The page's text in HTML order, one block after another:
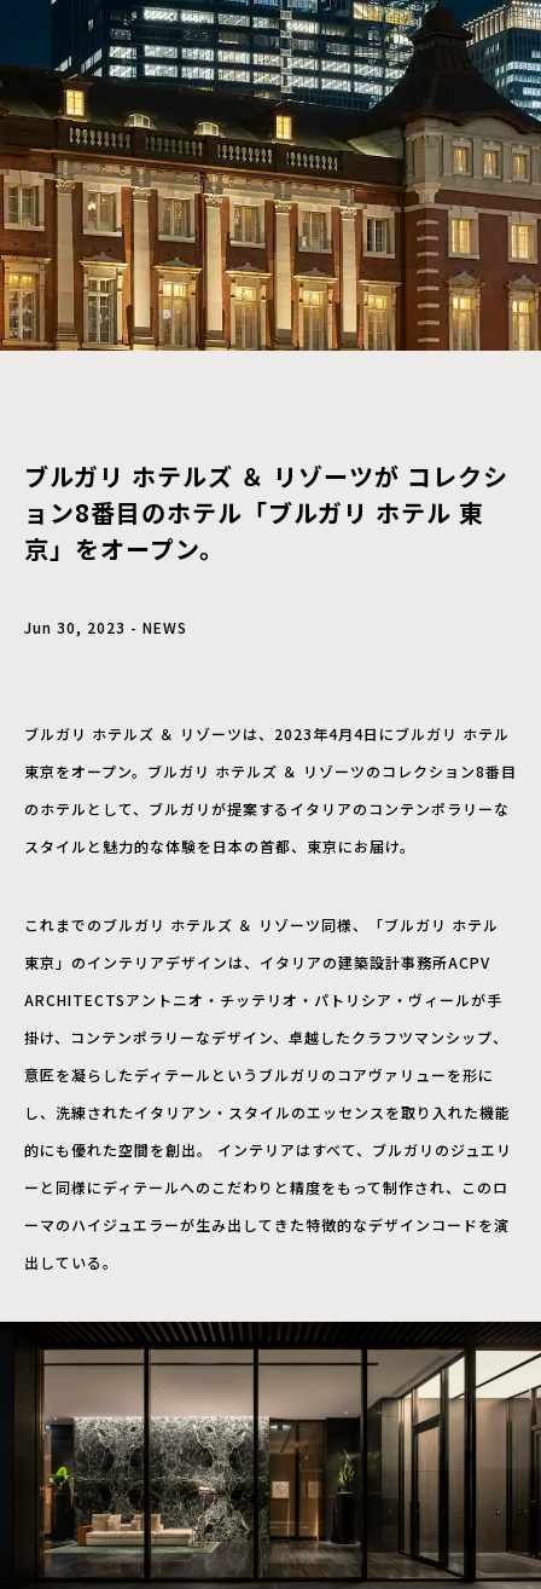
ブルガリ ホテルズ ＆ リゾーツが コレクシ
ョン8番目のホテル「ブルガリ ホテル 東
京」をオープン。
Jun 30, 2023 - NEWS
ブルガリ ホテルズ ＆ リゾーツは、2023年4月4日にブルガリ ホテル
東京をオープン。ブルガリ ホテルズ ＆ リゾーツのコレクション8番目
のホテルとして、ブルガリが提案するイタリアのコンテンポラリーな
スタイルと魅力的な体験を日本の首都、東京にお届け。
これまでのブルガリ ホテルズ ＆ リゾーツ同様、「ブルガリ ホテル
東京」のインテリアデザインは、イタリアの建築設計事務所ACPV
ARCHITECTSアントニオ・チッテリオ・パトリシア・ヴィールが手
掛け、コンテンポラリーなデザイン、卓越したクラフツマンシップ、
意匠を凝らしたディテールというブルガリのコアヴァリューを形に
し、洗練されたイタリアン・スタイルのエッセンスを取り入れた機能
的にも優れた空間を創出。 インテリアはすべて、ブルガリのジュエリ
ーと同様にディテールへのこだわりと精度をもって制作され、このロ
ーマのハイジュエラーが生み出してきた特徴的なデザインコードを演
出している。